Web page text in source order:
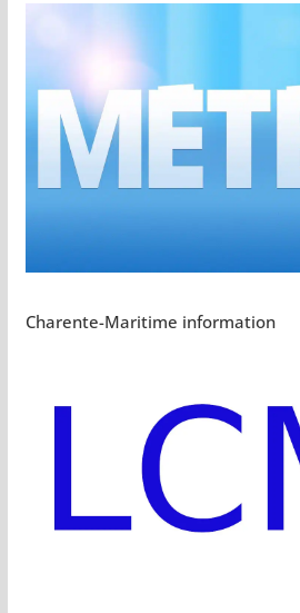
Charente-Maritime information